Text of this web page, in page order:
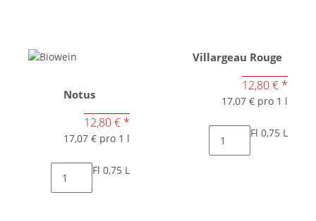
Notus
12,80 € *
17,07 € pro 1 l
Fl 0,75 L
Villargeau Rouge
12,80 € *
17,07 € pro 1 l
Fl 0,75 L